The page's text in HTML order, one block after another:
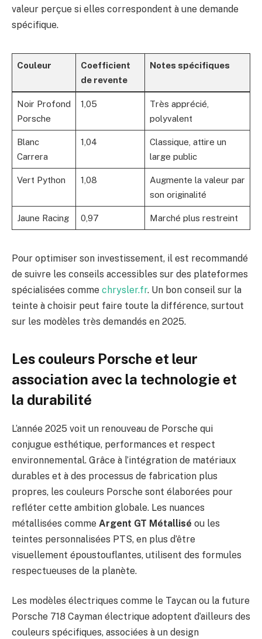
valeur perçue si elles correspondent à une demande
spécifique.
Couleur
Coefficient
de revente
Notes spécifiques
Noir Profond
Porsche
1,05
Très apprécié,
polyvalent
Blanc
Carrera
1,04
Classique, attire un
large public
Vert Python 1,08
Augmente la valeur par
son originalité
Jaune Racing 0,97 Marché plus restreint
Pour optimiser son investissement, il est recommandé
de suivre les conseils accessibles sur des plateformes
spécialisées comme chrysler.fr. Un bon conseil sur la
teinte à choisir peut faire toute la différence, surtout
sur les modèles très demandés en 2025.
Les couleurs Porsche et leur
association avec la technologie et
la durabilité
L’année 2025 voit un renouveau de Porsche qui
conjugue esthétique, performances et respect
environnemental. Grâce à l’intégration de matériaux
durables et à des processus de fabrication plus
propres, les couleurs Porsche sont élaborées pour
refléter cette ambition globale. Les nuances
métallisées comme Argent GT Métallisé ou les
teintes personnalisées PTS, en plus d’être
visuellement époustouflantes, utilisent des formules
respectueuses de la planète.
Les modèles électriques comme le Taycan ou la future
Porsche 718 Cayman électrique adoptent d’ailleurs des
couleurs spécifiques, associées à un design